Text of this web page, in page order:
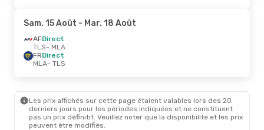
Sam. 15 Août - Mar. 18 Août
AFDirect
TLS- MLA
FRDirect
MLA- TLS
Les prix affichés sur cette page étaient valables lors des 20
derniers jours pour les périodes indiquées et ne constituent
pas un prix définitif. Veuillez noter que la disponibilité et les prix
peuvent être modifiés.